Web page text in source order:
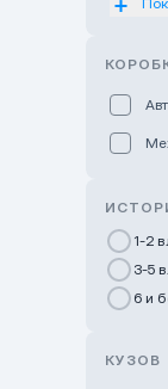
1-2
3-5
6 и
КУЗОВ